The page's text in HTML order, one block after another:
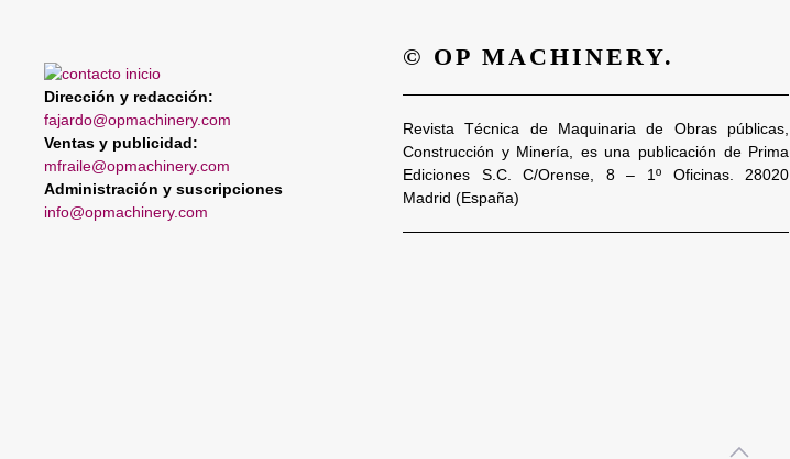
Dirección y redacción:
fajardo@opmachinery.com
Ventas y publicidad:
mfraile@opmachinery.com
Administración y suscripciones
info@opmachinery.com
© OP MACHINERY.
Revista Técnica de Maquinaria de Obras públicas,
Construcción y Minería, es una publicación de Prima
Ediciones S.C. C/Orense, 8 – 1º Oficinas. 28020
Madrid (España)